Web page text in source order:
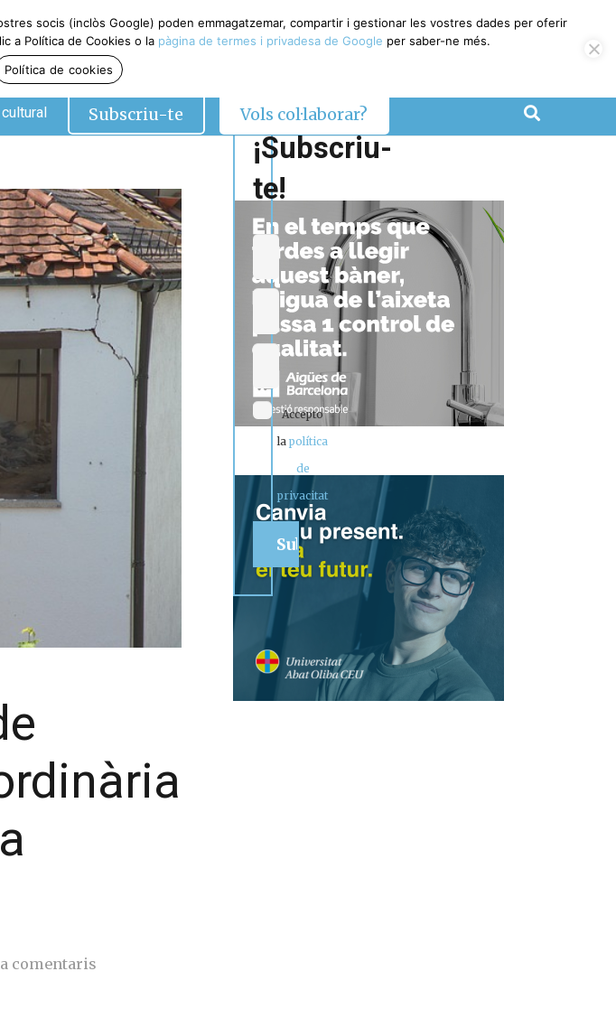
Subscriu-te Vols col·laborar?
comentaris
¡Subscriu-
te!
Accepto
lapolítica
de
privacitat
socis (inclòs Google) poden emmagatzemar, compartir i gestionar les vostres dades per oferir
a Política de Cookies o la pàgina de termes i privadesa de Google per saber-ne més.
Política de cookies